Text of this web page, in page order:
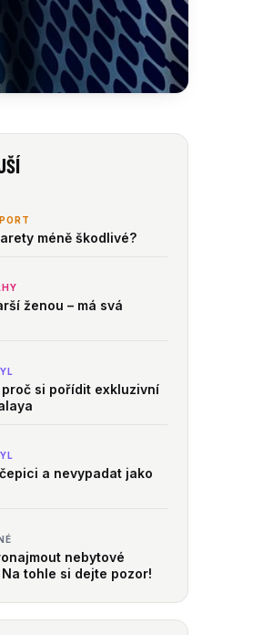
méně škodlivé?
ženou – má svá
proč si pořídit exkluzivní
a nevypadat jako
nebytové
tohle si dejte pozor!